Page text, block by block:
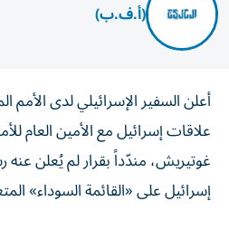
(أ.ف.ب)
أعلن السفير الإسرائيلي لدى
علاقات إسرائيل مع الأمين العام
غوتيريش، مندّداً بقرار لم يُعلن
إسرائيل على «القائمة السوداء»